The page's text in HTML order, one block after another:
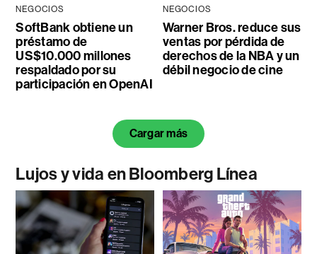
NEGOCIOS
SoftBank obtiene un
préstamo de
US$10.000 millones
respaldado por su
participación en OpenAI
NEGOCIOS
Warner Bros. reduce sus
ventas por pérdida de
derechos de la NBA y un
débil negocio de cine
Cargar más
Lujos y vida en Bloomberg Línea